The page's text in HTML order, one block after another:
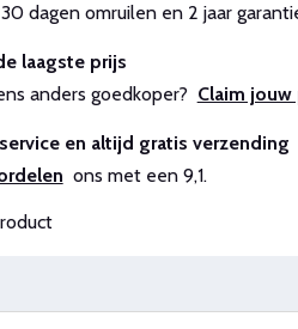
dagen omruilen en 2 jaar
laagste prijs
anders goedkoper? Claim
en altijd gratis verzending
ons met een 9,1.